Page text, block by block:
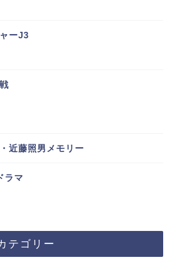
ーJ3
近藤照男メモリー
ラマ
テゴリー